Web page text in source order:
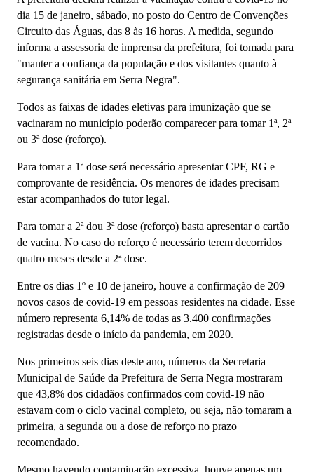
dia 15 de janeiro, sábado, no posto do Centro de Convenções
Circuito das Águas, das 8 às 16 horas. A medida, segundo
informa a assessoria de imprensa da prefeitura, foi tomada para
"manter a confiança da população e dos visitantes quanto à
segurança sanitária em Serra Negra".
Todos as faixas de idades eletivas para imunização que se
vacinaram no município poderão comparecer para tomar 1ª, 2ª
ou 3ª dose (reforço).
Para tomar a 1ª dose será necessário apresentar CPF, RG e
comprovante de residência. Os menores de idades precisam
estar acompanhados do tutor legal.
Para tomar a 2ª dou 3ª dose (reforço) basta apresentar o cartão
de vacina. No caso do reforço é necessário terem decorridos
quatro meses desde a 2ª dose.
Entre os dias 1º e 10 de janeiro, houve a confirmação de 209
novos casos de covid-19 em pessoas residentes na cidade. Esse
número representa 6,14% de todas as 3.400 confirmações
registradas desde o início da pandemia, em 2020.
Nos primeiros seis dias deste ano, números da Secretaria
Municipal de Saúde da Prefeitura de Serra Negra mostraram
que 43,8% dos cidadãos confirmados com covid-19 não
estavam com o ciclo vacinal completo, ou seja, não tomaram a
primeira, a segunda ou a dose de reforço no prazo
recomendado.